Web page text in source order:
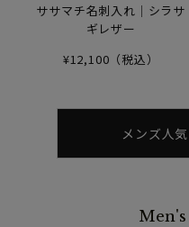
ササマチ名刺入れ｜シラサ
ギレザー
¥12,100（税込）
メンズ人